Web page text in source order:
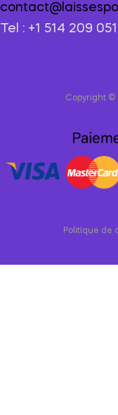
Tel : +1 514 209
Copyright ©
Politique de